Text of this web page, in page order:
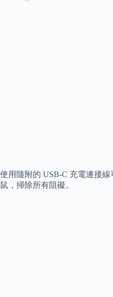
使用隨附的 USB-C 充電連接
鼠，掃除所有阻礙。